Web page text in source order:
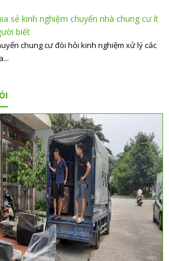
sẻ kinh nghiệm chuyển nhà chung cư ít
biết
chung cư đòi hỏi kinh nghiệm xử lý các